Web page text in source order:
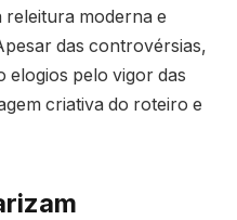
releitura moderna e
das controvérsias,
elogios pelo vigor das
criativa do roteiro e